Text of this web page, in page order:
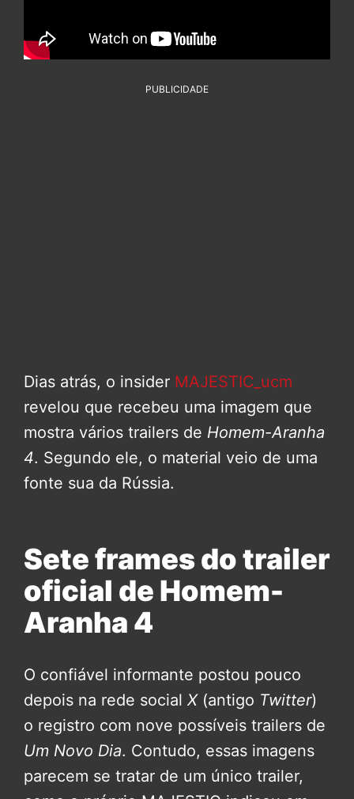
PUBLICIDADE
Dias atrás, o insider MAJESTIC_ucm
revelou que recebeu uma imagem que
mostra vários trailers de Homem-Aranha
4. Segundo ele, o material veio de uma
fonte sua da Rússia.
Sete frames do trailer
oficial de Homem-
Aranha 4
O confiável informante postou pouco
depois na rede social X(antigo Twitter)
o registro com nove possíveis trailers de
Um Novo Dia. Contudo, essas imagens
parecem se tratar de um único trailer,